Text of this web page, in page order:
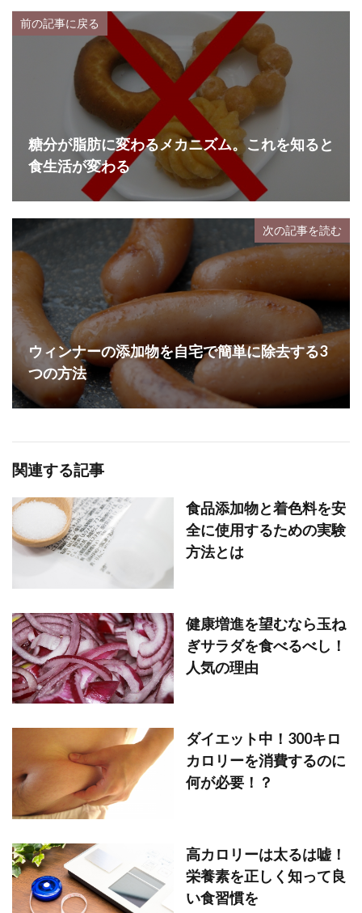
前の記事に戻る
糖分が脂肪に変わるメカニズム。これを知ると
食生活が変わる
次の記事を読む
ウィンナーの添加物を自宅で簡単に除去する3
つの方法
関連する記事
食品添加物と着色料を安
全に使用するための実験
方法とは
健康増進を望むなら玉ね
ぎサラダを食べるべし！
人気の理由
ダイエット中！300キロ
カロリーを消費するのに
何が必要！？
高カロリーは太るは嘘！
栄養素を正しく知って良
い食習慣を